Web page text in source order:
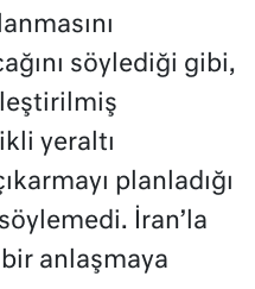
söylediği gibi,
yeraltı
planladığı
İran’la
anlaşmaya